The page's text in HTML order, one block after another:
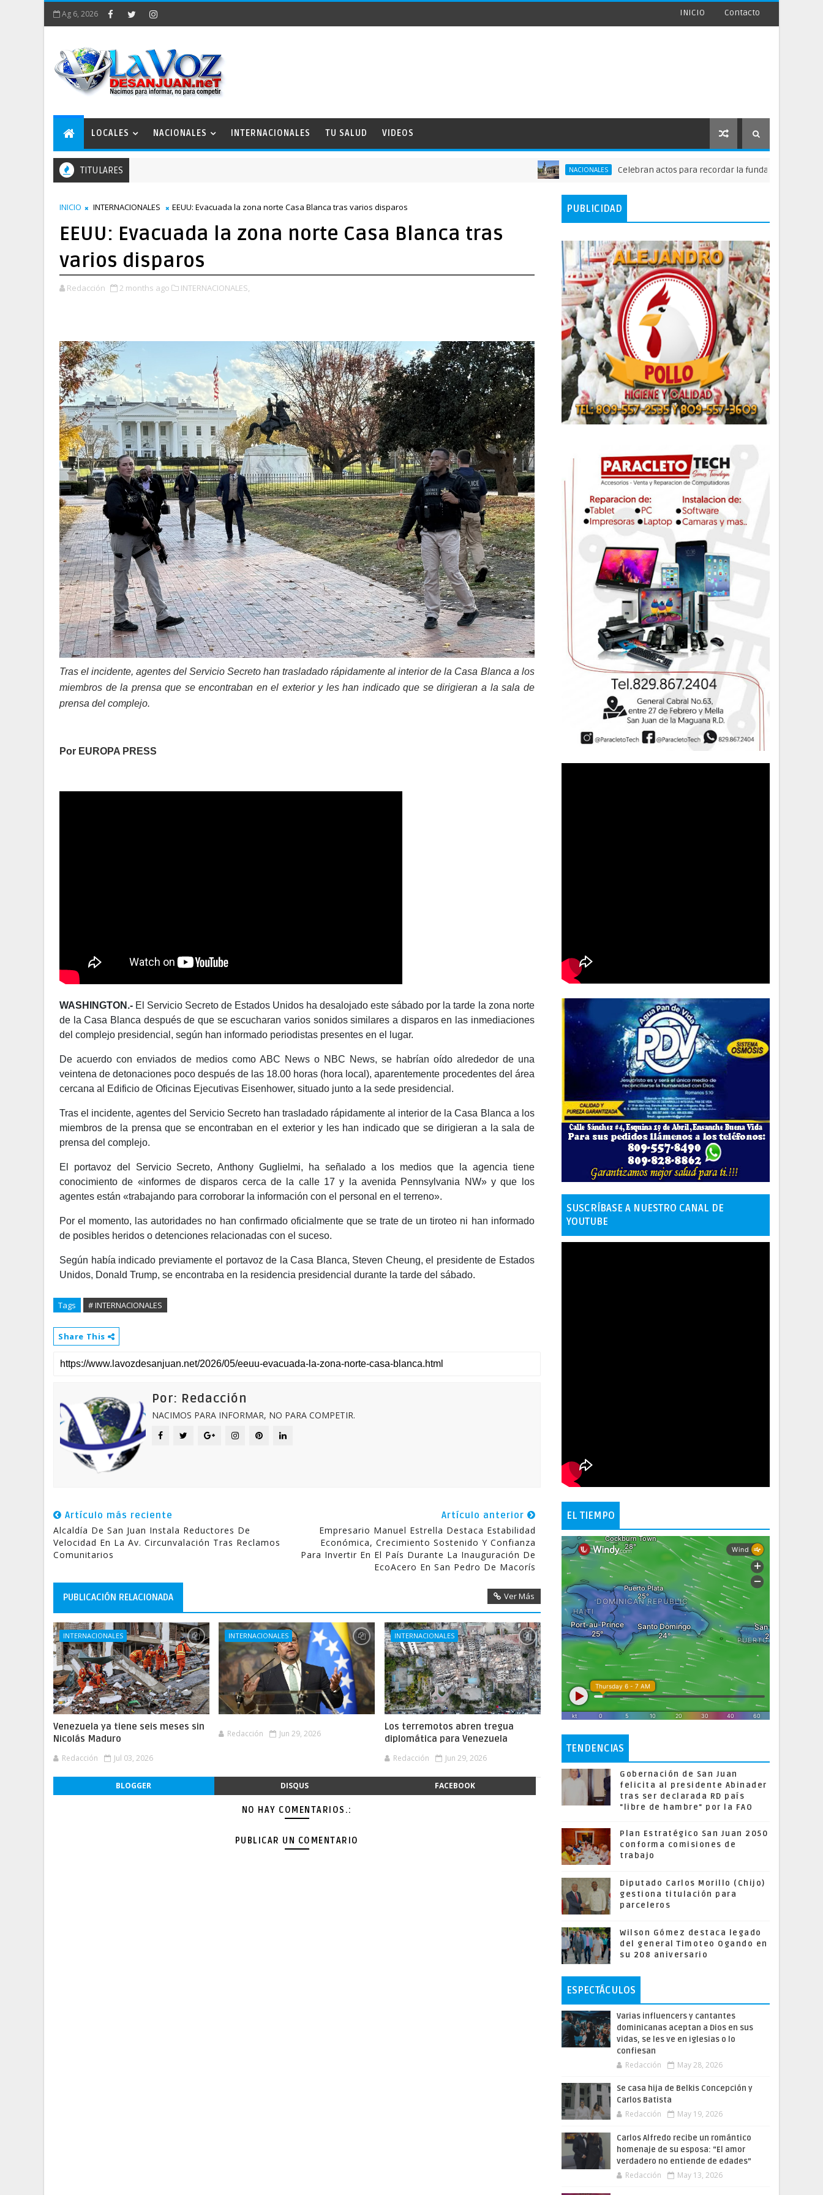
Ag 6, 2026 INICIO Contacto
LOCALES NACIONALES INTERNACIONALES TU SALUD VIDEOS
TITULARES NACIONALES Celebran actos para recordar la fundación de Santo Domingo
INICIO INTERNACIONALES EEUU: Evacuada la zona norte Casa Blanca tras varios disparos
EEUU: Evacuada la zona norte Casa Blanca tras
varios disparos
Redacción 2 months ago INTERNACIONALES,
Tras el incidente, agentes del Servicio Secreto han trasladado rápidamente al interior de la Casa Blanca a los
miembros de la prensa que se encontraban en el exterior y les han indicado que se dirigieran a la sala de
prensa del complejo.
Por EUROPA PRESS
WASHINGTON.- El Servicio Secreto de Estados Unidos ha desalojado este sábado por la tarde la zona norte
de la Casa Blanca después de que se escucharan varios sonidos similares a disparos en las inmediaciones
del complejo presidencial, según han informado periodistas presentes en el lugar.
De acuerdo con enviados de medios como ABC News o NBC News, se habrían oído alrededor de una
veintena de detonaciones poco después de las 18.00 horas (hora local), aparentemente procedentes del área
cercana al Edificio de Oficinas Ejecutivas Eisenhower, situado junto a la sede presidencial.
Tras el incidente, agentes del Servicio Secreto han trasladado rápidamente al interior de la Casa Blanca a los
miembros de la prensa que se encontraban en el exterior y les han indicado que se dirigieran a la sala de
prensa del complejo.
El portavoz del Servicio Secreto, Anthony Guglielmi, ha señalado a los medios que la agencia tiene
conocimiento de «informes de disparos cerca de la calle 17 y la avenida Pennsylvania NW» y que los
agentes están «trabajando para corroborar la información con el personal en el terreno».
Por el momento, las autoridades no han confirmado oficialmente que se trate de un tiroteo ni han informado
de posibles heridos o detenciones relacionadas con el suceso.
Según había indicado previamente el portavoz de la Casa Blanca, Steven Cheung, el presidente de Estados
Unidos, Donald Trump, se encontraba en la residencia presidencial durante la tarde del sábado.
Tags # INTERNACIONALES
Share This
Por: Redacción
NACIMOS PARA INFORMAR, NO PARA COMPETIR.
Artículo más reciente
Alcaldía De San Juan Instala Reductores De
Velocidad En La Av. Circunvalación Tras Reclamos
Comunitarios
Artículo anterior
Empresario Manuel Estrella Destaca Estabilidad
Económica, Crecimiento Sostenido Y Confianza
Para Invertir En El País Durante La Inauguración De
EcoAcero En San Pedro De Macorís
PUBLICACIÓN RELACIONADA Ver Más
INTERNACIONALES
Venezuela ya tiene seis meses sin
Nicolás Maduro
Redacción Jul 03, 2026
INTERNACIONALES
Redacción Jun 29, 2026
INTERNACIONALES
Los terremotos abren tregua
diplomática para Venezuela
Redacción Jun 29, 2026
BLOGGER DISQUS FACEBOOK
NO HAY COMENTARIOS.:
PUBLICAR UN COMENTARIO
PUBLICIDAD
SUSCRÍBASE A NUESTRO CANAL DE
YOUTUBE
EL TIEMPO
TENDENCIAS
Gobernación de San Juan
felicita al presidente Abinader
tras ser declarada RD país
"libre de hambre" por la FAO
Plan Estratégico San Juan 2050
conforma comisiones de
trabajo
Diputado Carlos Morillo (Chijo)
gestiona titulación para
parceleros
Wilson Gómez destaca legado
del general Timoteo Ogando en
su 208 aniversario
ESPECTÁCULOS
Varias influencers y cantantes
dominicanas aceptan a Dios en sus
vidas, se les ve en iglesias o lo
confiesan
Redacción May 28, 2026
Se casa hija de Belkis Concepción y
Carlos Batista
Redacción May 19, 2026
Carlos Alfredo recibe un romántico
homenaje de su esposa: “El amor
verdadero no entiende de edades”
Redacción May 13, 2026